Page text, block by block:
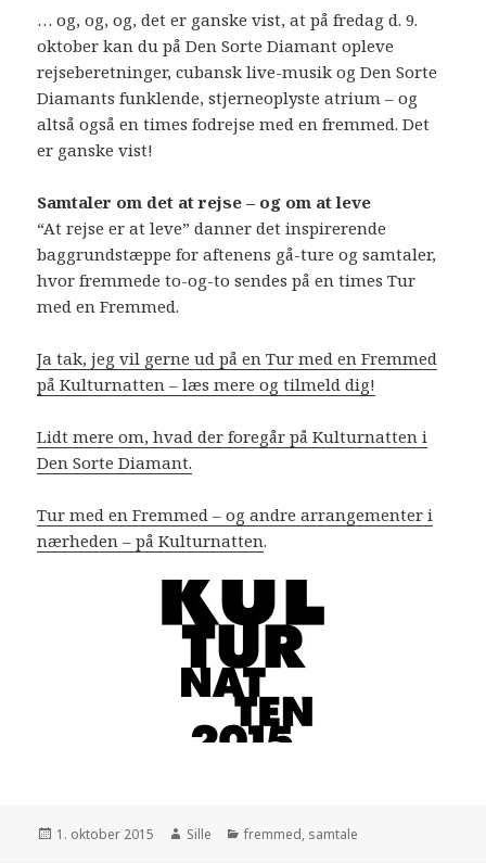
… og, og, og, det er ganske vist, at på fredag d. 9.
oktober kan du på Den Sorte Diamant opleve
rejseberetninger, cubansk live-musik og Den Sorte
Diamants funklende, stjerneoplyste atrium – og
altså også en times fodrejse med en fremmed. Det
er ganske vist!
Samtaler om det at rejse – og om at leve
“At rejse er at leve” danner det inspirerende
baggrundstæppe for aftenens gå-ture og samtaler,
hvor fremmede to-og-to sendes på en times Tur
med en Fremmed.
Ja tak, jeg vil gerne ud på en Tur med en Fremmed
på Kulturnatten – læs mere og tilmeld dig!
Lidt mere om, hvad der foregår på Kulturnatten i
Den Sorte Diamant.
Tur med en Fremmed – og andre arrangementer i
nærheden – på Kulturnatten.
Udgivet
1. oktober 2015 Forfatter
Sille Kategorier
fremmed, samtale